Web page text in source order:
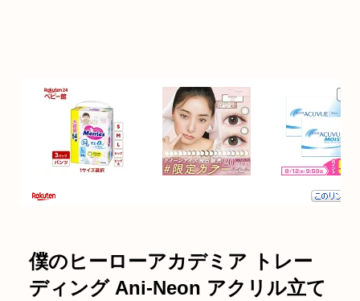
僕のヒーローアカデミア トレー
ディング Ani-Neon アクリル立て